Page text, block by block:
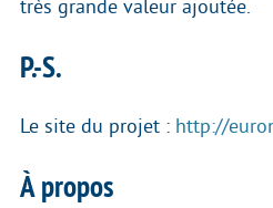
très grande valeur ajoutée.
P.-S.
Le site du projet : http://
À propos